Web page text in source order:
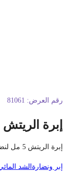
العرض: 81061
الريتش 5 مل لنضارة الوجه
الريتش 5 مل لنضارة الوجه الكشفية مجانًا للسيدات فقط
ونضارةالشد المائي